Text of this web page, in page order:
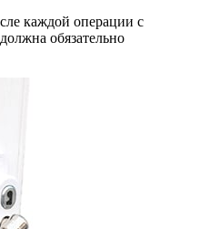
каждой операции с
обязательно